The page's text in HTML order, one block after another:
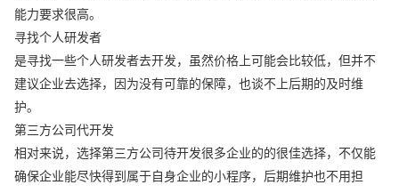
能力要求很高。
寻找个人研发者
是寻找一些个人研发者去开发，虽然价格上可能会比较低，但并不
建议企业去选择，因为没有可靠的保障，也谈不上后期的及时维
护。
第三方公司代开发
相对来说，选择第三方公司待开发很多企业的的很佳选择，不仅能
确保企业能尽快得到属于自身企业的小程序，后期维护也不用担